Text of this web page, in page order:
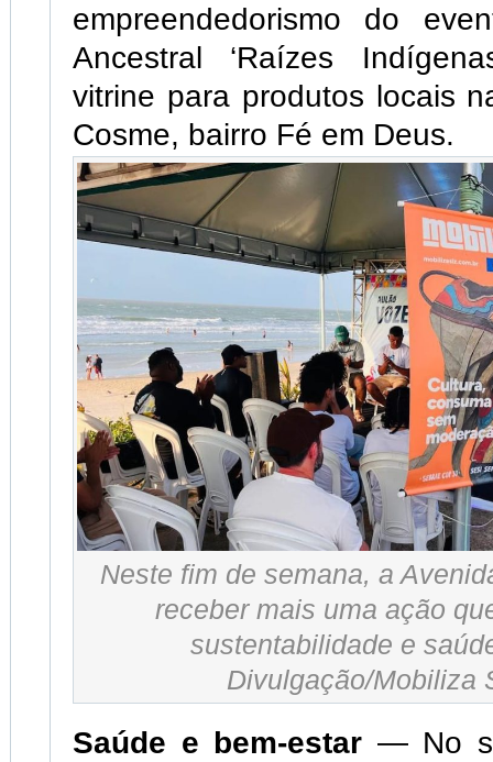
empreendedorismo do
Ancestral ‘Raízes
vitrine para produtos locais
Cosme, bairro Fé em Deus.
Neste fim de semana, a
receber mais uma ação
sustentabilidade e
Divulgação/Mobiliza
Saúde e bem-estar — No